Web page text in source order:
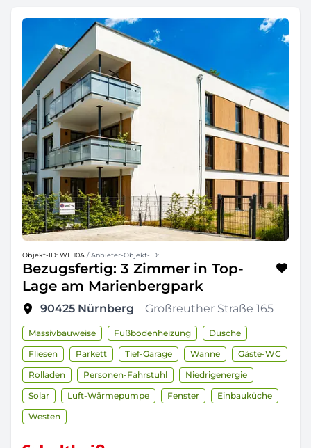
Objekt-ID: WE 10A / Anbieter-Objekt-ID:
Bezugsfertig: 3 Zimmer in Top-
Lage am Marienbergpark
90425 Nürnberg Großreuther Straße 165
Massivbauweise Fußbodenheizung
Dusche
Fliesen
Parkett Tief-Garage Wanne
Gäste-WC
Rolladen
Personen-Fahrstuhl
Niedrigenergie
Solar
Luft-Wärmepumpe Fenster
Einbauküche
Westen